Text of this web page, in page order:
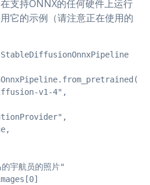
支持ONNX的任何硬件上运行
它的示例（请注意正在使用的
v1-4",
宇航员的照片"